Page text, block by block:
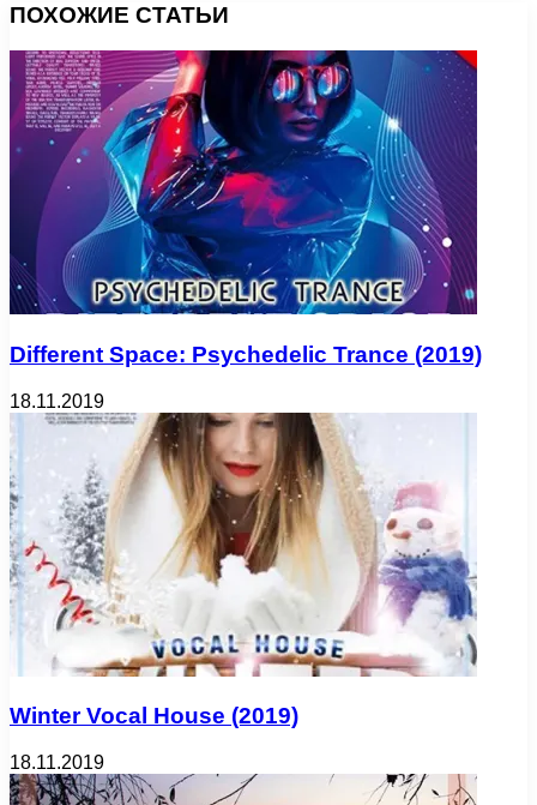
ПОХОЖИЕ СТАТЬИ
Different Space: Psychedelic Trance (2019)
18.11.2019
Winter Vocal House (2019)
18.11.2019